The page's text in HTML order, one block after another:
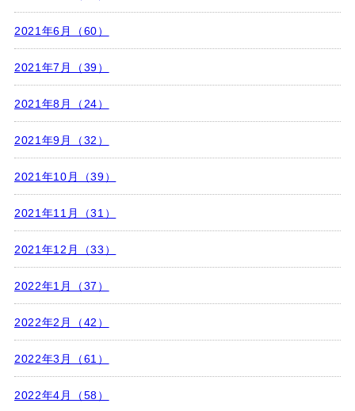
2021年6月（60）
2021年7月（39）
2021年8月（24）
2021年9月（32）
2021年10月（39）
2021年11月（31）
2021年12月（33）
2022年1月（37）
2022年2月（42）
2022年3月（61）
2022年4月（58）